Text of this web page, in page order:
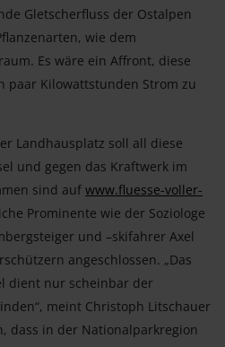
Gletscherfluss der Ostalpen
wie dem
Es wäre ein Affront, diese
paar Kilowattstunden Strom zu
Landhausplatz soll all diese
und gegen das Kraftwerk im
sind auf www.fluesse-voller-
Prominente wie der Soziologe
und –skifahrer Axel
angeschlossen. „Das
dient nur scheinbar der
meint Christoph Litschauer
dass in der Nationalparkregion